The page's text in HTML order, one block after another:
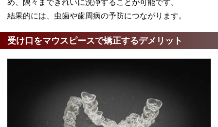
結果的には、虫歯や歯周病の予防につながります。
受け口をマウスピースで矯正するデメリット